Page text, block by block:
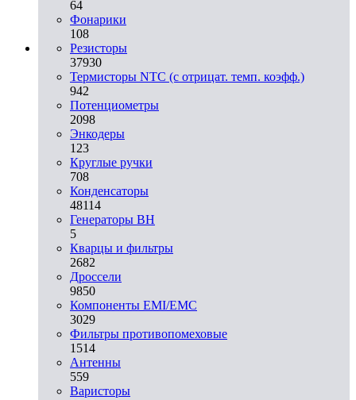
64
Фонарики
108
Резисторы
37930
Термисторы NTC (с отрицат. темп. коэфф.)
942
Потенциометры
2098
Энкодеры
123
Круглые ручки
708
Конденсаторы
48114
Генераторы ВН
5
Кварцы и фильтры
2682
Дроссели
9850
Компоненты EMI/EMC
3029
Фильтры противопомеховые
1514
Антенны
559
Варисторы